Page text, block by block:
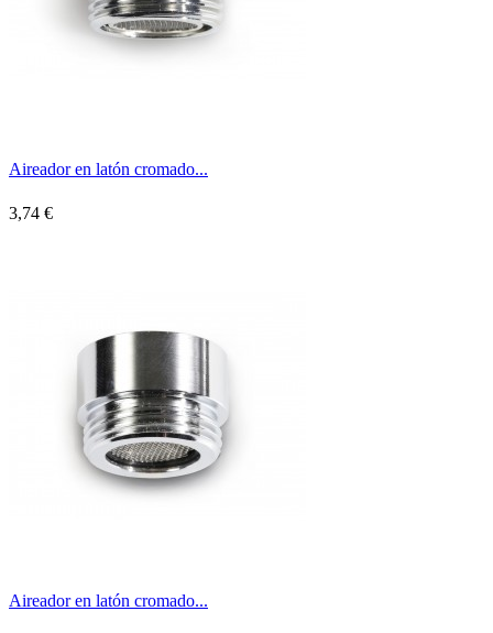
Aireador en latón cromado...
3,74 €
Aireador en latón cromado...